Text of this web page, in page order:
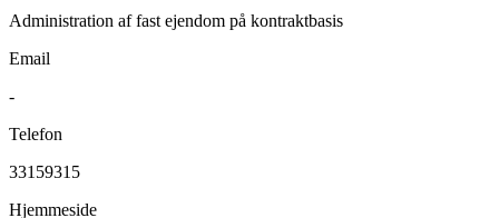
Administration af fast ejendom på kontraktbasis
Email
-
Telefon
33159315
Hjemmeside